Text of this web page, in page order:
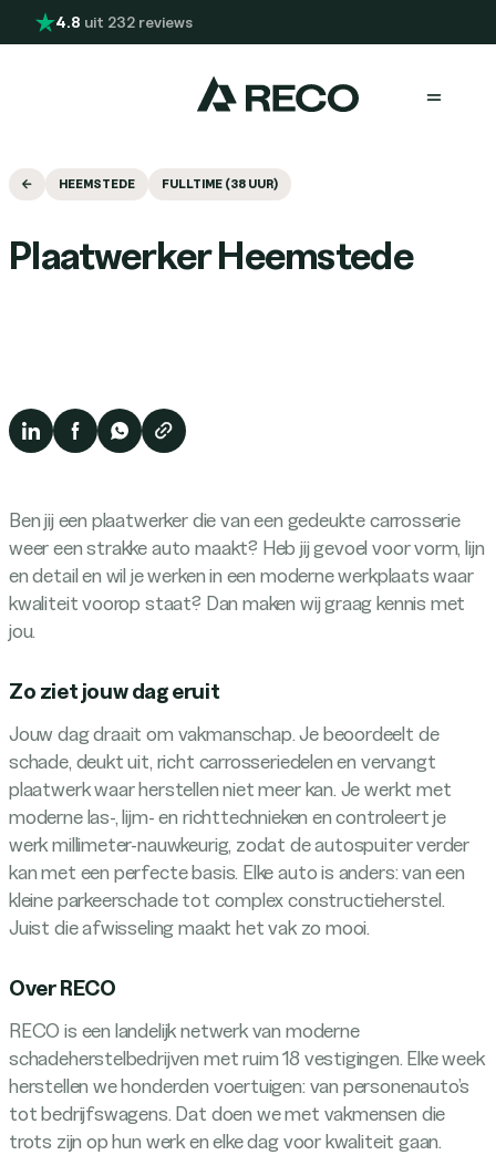
Overslaan en naar de inhoud gaan
4.8 uit 232 reviews
HEEMSTEDE FULLTIME (38 UUR)
Plaatwerker Heemstede
Ben jij een plaatwerker die van een gedeukte carrosserie
weer een strakke auto maakt? Heb jij gevoel voor vorm, lijn
en detail en wil je werken in een moderne werkplaats waar
kwaliteit voorop staat? Dan maken wij graag kennis met
jou.
Zo ziet jouw dag eruit
Jouw dag draait om vakmanschap. Je beoordeelt de
schade, deukt uit, richt carrosseriedelen en vervangt
plaatwerk waar herstellen niet meer kan. Je werkt met
moderne las-, lijm- en richttechnieken en controleert je
werk millimeter-nauwkeurig, zodat de autospuiter verder
kan met een perfecte basis. Elke auto is anders: van een
kleine parkeerschade tot complex constructieherstel.
Juist die afwisseling maakt het vak zo mooi.
Over RECO
RECO is een landelijk netwerk van moderne
schadeherstelbedrijven met ruim 18 vestigingen. Elke week
herstellen we honderden voertuigen: van personenauto’s
tot bedrijfswagens. Dat doen we met vakmensen die
trots zijn op hun werk en elke dag voor kwaliteit gaan.